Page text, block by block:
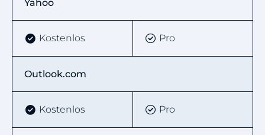
Yahoo
Kostenlos Pro
Outlook.com
Kostenlos Pro